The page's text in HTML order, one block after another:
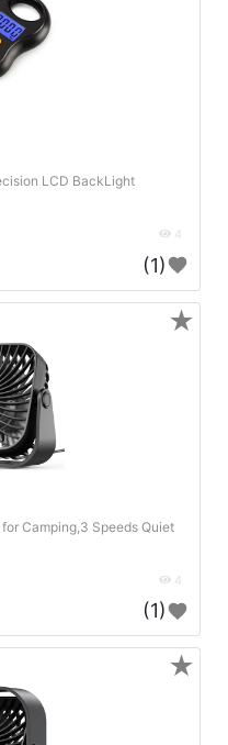
LCD BackLight
4
(1)
Camping,3 Speeds Quiet
4
(1)
★
★